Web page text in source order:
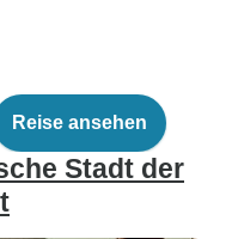
Reise ansehen
Stadt der